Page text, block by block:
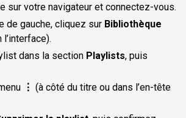
sur votre navigateur et connectez-vous.
de gauche, cliquez sur Bibliothèque
l’interface).
dans la section Playlists, puis
⋮ (à côté du titre ou dans l’en-tête